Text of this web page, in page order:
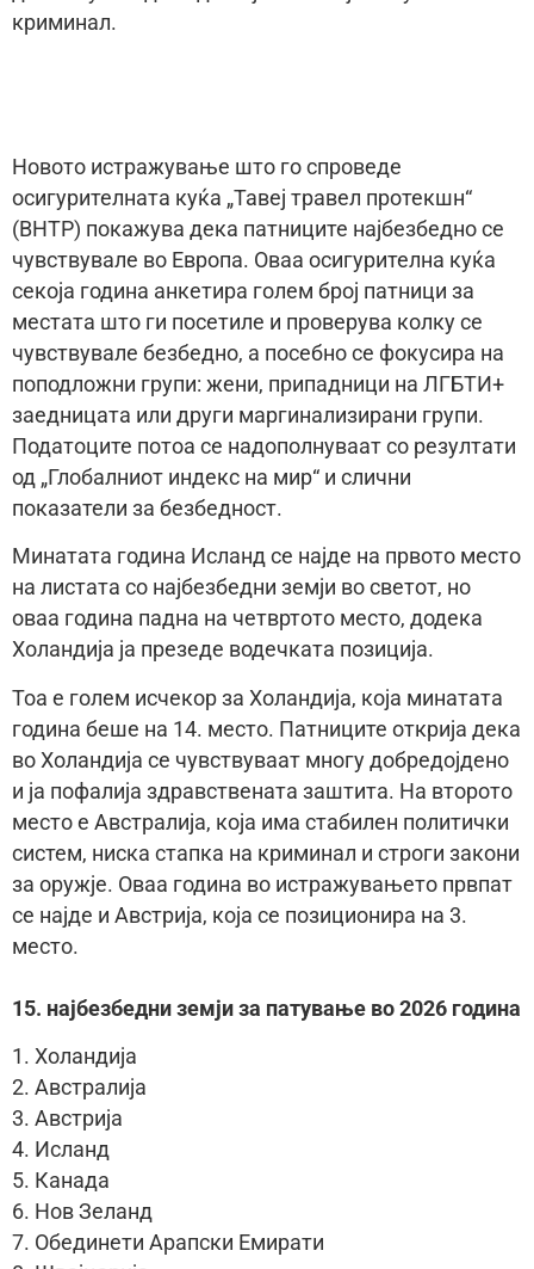
криминал.
Новото истражување што го спроведе
осигурителната куќа „Тавеј травел протекшн“
(BHTP) покажува дека патниците најбезбедно се
чувствувале во Европа. Оваа осигурителна куќа
секоја година анкетиpа голем број патници за
местата што ги посетиле и проверува колку се
чувствувале безбедно, а посебно се фокусира на
поподложни групи: жени, припадници на ЛГБТИ+
заедницата или други маргинализирани групи.
Податоците потоа се надополнуваат со резултати
од „Глобалниот индекс на мир“ и слични
показатели за безбедност.
Минатата година Исланд се најде на првото место
на листата со најбезбедни земји во светот, но
оваа година падна на четвртото место, додека
Холандија ја презеде водечката позиција.
Тоа е голем исчекор за Холандија, која минатата
година беше на 14. место. Патниците открија дека
во Холандија се чувствуваат многу добредојдено
и ја пофалија здравствената заштита. На второто
место е Австралија, која има стабилен политички
систем, ниска стапка на криминал и строги закони
за оружје. Оваа година во истражувањето првпат
се најде и Австрија, која се позиционира на 3.
место.
15. најбезбедни земји за патување во 2026 година
1. Холандија
2. Австралија
3. Австрија
4. Исланд
5. Канада
6. Нов Зеланд
7. Обединети Арапски Емирати